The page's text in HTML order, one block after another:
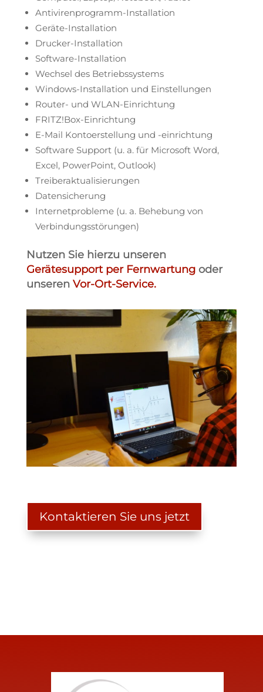
Antivirenprogramm-Installation
Geräte-Installation
Drucker-Installation
Software-Installation
Wechsel des Betriebssystems
Windows-Installation und Einstellungen
Router- und WLAN-Einrichtung
FRITZ!Box-Einrichtung
E-Mail Kontoerstellung und -einrichtung
Software Support (u. a. für Microsoft Word,
Excel, PowerPoint, Outlook)
Treiberaktualisierungen
Datensicherung
Internetprobleme (u. a. Behebung von
Verbindungsstörungen)
Nutzen Sie hierzu unseren
Gerätesupport per Fernwartungoder
unseren Vor-Ort-Service.
Kontaktieren Sie uns jetzt